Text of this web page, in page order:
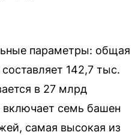
параметры: общая
142,7 тыс.
в 27 млрд
включает семь башен
самая высокая из